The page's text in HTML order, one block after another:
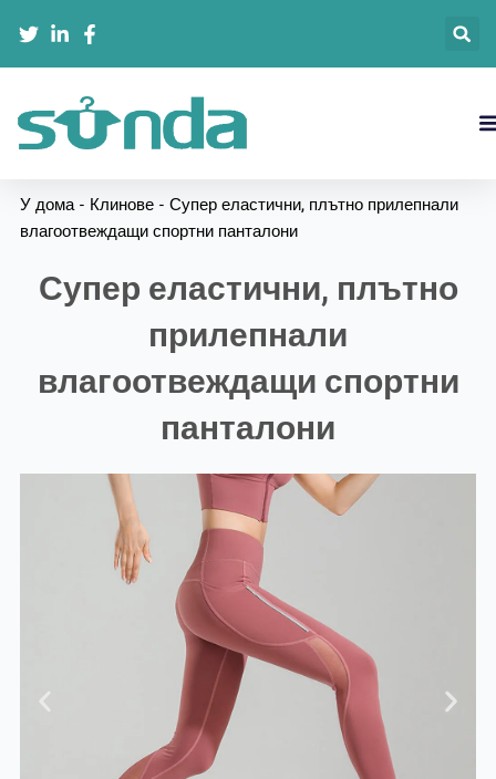
内
У дома- Клинове- Супер еластични, плътно прилепнали
влагоотвеждащи спортни панталони
Супер еластични, плътно
прилепнали
влагоотвеждащи спортни
панталони